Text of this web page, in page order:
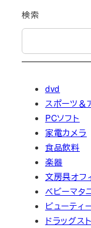
検索
dvd
スポーツ＆
PCソフト
家電カメラ
食品飲料
楽器
文房具オフ
ベビーマタ
ビューティ
ドラッグス